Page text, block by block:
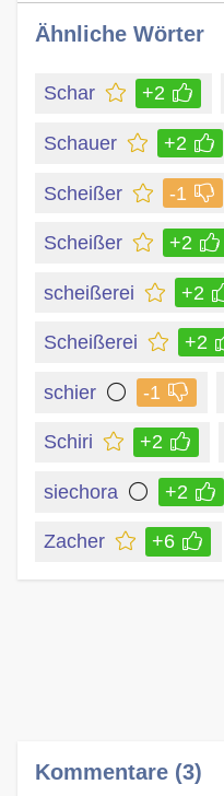
Ähnliche Wörter
Schar +2
Schauer +2
Scheißer -1
Scheißer +2
scheißerei +2
Scheißerei +2
schier -1
Schiri +2
siechora +2
Zacher +6
Kommentare (3)